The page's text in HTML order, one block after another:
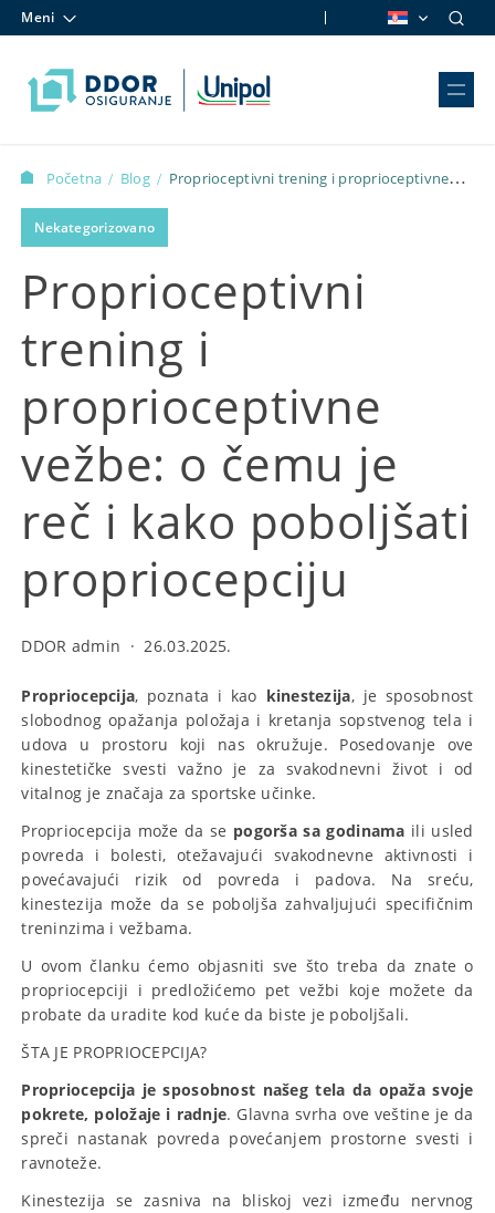
Meni
Početna / Blog / Proprioceptivni trening i proprioceptivne
vežbe: o čemu je reč i kako poboljšati propriocepciju
Nekategorizovano
Proprioceptivni
trening i
proprioceptivne
vežbe: o čemu je
reč i kako poboljšati
propriocepciju
DDOR admin ·26.03.2025.
Propriocepcija, poznata i kao kinestezija, je sposobnost
slobodnog opažanja položaja i kretanja sopstvenog tela i
udova u prostoru koji nas okružuje. Posedovanje ove
kinestetičke svesti važno je za svakodnevni život i od
vitalnog je značaja za sportske učinke.
Propriocepcija može da se pogorša sa godinama ili usled
povreda i bolesti, otežavajući svakodnevne aktivnosti i
povećavajući rizik od povreda i padova. Na sreću,
kinestezija može da se poboljša zahvaljujući specifičnim
treninzima i vežbama.
U ovom članku ćemo objasniti sve što treba da znate o
propriocepciji i predložićemo pet vežbi koje možete da
probate da uradite kod kuće da biste je poboljšali.
ŠTA JE PROPRIOCEPCIJA?
Propriocepcija je sposobnost našeg tela da opaža svoje
pokrete, položaje i radnje. Glavna svrha ove veštine je da
spreči nastanak povreda povećanjem prostorne svesti i
ravnoteže.
Kinestezija se zasniva na bliskoj vezi između nervnog